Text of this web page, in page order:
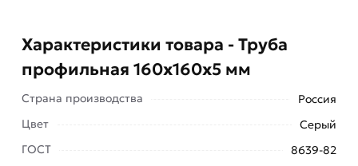
Характеристики товара - Труба
профильная 160х160х5 мм
Страна производства
Россия
Цвет
Серый
ГОСТ
8639-82